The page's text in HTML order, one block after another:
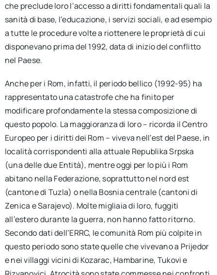
che preclude loro l’accesso a diritti fondamentali quali la
sanità di base, l’educazione, i servizi sociali, e ad esempio
a tutte le procedure volte a riottenere le proprietà di cui
disponevano prima del 1992, data di inizio del conflitto
nel Paese.
Anche per i Rom, infatti, il periodo bellico (1992-95) ha
rappresentato una catastrofe che ha finito per
modificare profondamente la stessa composizione di
questo popolo. La maggioranza di loro – ricorda il Centro
Europeo per i diritti dei Rom – viveva nell’est del Paese, in
località corrispondenti alla attuale Republika Srpska
(una delle due Entità), mentre oggi per lo più i Rom
abitano nella Federazione, soprattutto nel nord est
(cantone di Tuzla) o nella Bosnia centrale (cantoni di
Zenica e Sarajevo). Molte migliaia di loro, fuggiti
all’estero durante la guerra, non hanno fatto ritorno.
Secondo dati dell’ERRC, le comunità Rom più colpite in
questo periodo sono state quelle che vivevano a Prijedor
e nei villaggi vicini di Kozarac, Hambarine, Tukovi e